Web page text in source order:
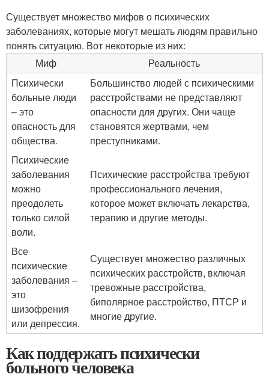
Существует множество мифов о психических
заболеваниях, которые могут мешать людям правильно
понять ситуацию. Вот некоторые из них:
Миф
Реальность
Психически
больные люди
– это
опасность для
общества.
Большинство людей с психическими
расстройствами не представляют
опасности для других. Они чаще
становятся жертвами, чем
преступниками.
Психические
заболевания
можно
преодолеть
только силой
воли.
Психические расстройства требуют
профессионального лечения,
которое может включать лекарства,
терапию и другие методы.
Все
психические
заболевания –
это
шизофрения
или депрессия.
Существует множество различных
психических расстройств, включая
тревожные расстройства,
биполярное расстройство, ПТСР и
многие другие.
Как поддержать психически
больного человека